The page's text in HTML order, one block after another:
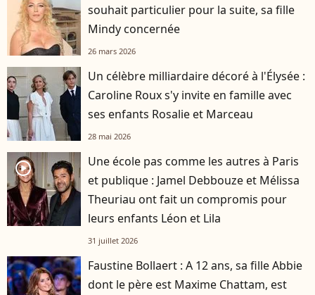
souhait particulier pour la suite, sa fille
Mindy concernée
26 mars 2026
Un célèbre milliardaire décoré à l'Élysée :
Caroline Roux s'y invite en famille avec
ses enfants Rosalie et Marceau
28 mai 2026
player2
Une école pas comme les autres à Paris
et publique : Jamel Debbouze et Mélissa
Theuriau ont fait un compromis pour
leurs enfants Léon et Lila
31 juillet 2026
Faustine Bollaert : A 12 ans, sa fille Abbie
dont le père est Maxime Chattam, est